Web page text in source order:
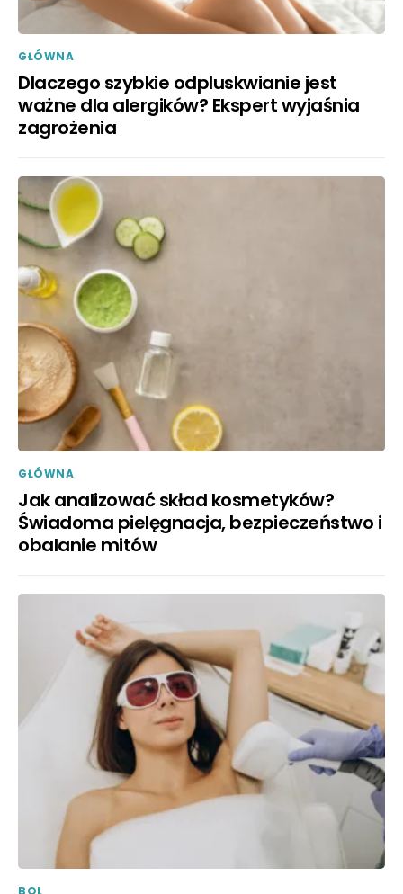
GŁÓWNA
Dlaczego szybkie odpluskwianie jest
ważne dla alergików? Ekspert wyjaśnia
zagrożenia
GŁÓWNA
Jak analizować skład kosmetyków?
Świadoma pielęgnacja, bezpieczeństwo i
obalanie mitów
BOL